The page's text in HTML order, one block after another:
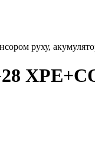
руху,